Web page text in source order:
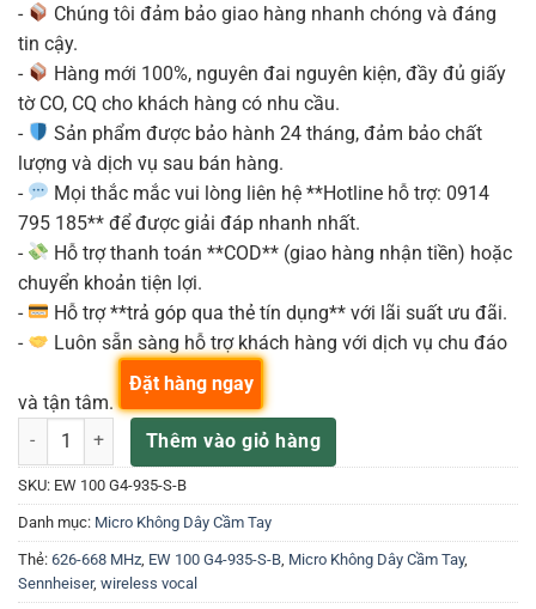
-
Chúng tôi đảm bảo giao hàng nhanh chóng và đáng
tin cậy.
-
Hàng mới 100%, nguyên đai nguyên kiện, đầy đủ giấy
tờ CO, CQ cho khách hàng có nhu cầu.
-
Sản phẩm được bảo hành 24 tháng, đảm bảo chất
lượng và dịch vụ sau bán hàng.
-
Mọi thắc mắc vui lòng liên hệ **Hotline hỗ trợ: 0914
795 185** để được giải đáp nhanh nhất.
-
Hỗ trợ thanh toán **COD** (giao hàng nhận tiền) hoặc
chuyển khoản tiện lợi.
-
Hỗ trợ **trả góp qua thẻ tín dụng** với lãi suất ưu đãi.
-
Luôn sẵn sàng hỗ trợ khách hàng với dịch vụ chu đáo
và tận tâm.
EW 100 G4-945-S-B (B: 626 - 668 MHz) Micro Không Dây UHF Cho
Thêm vào giỏ hàng
Đặt hàng ngay
SKU: EW 100 G4-935-S-B
Danh mục: Micro Không Dây Cầm Tay
Thẻ: 626-668 MHz EW 100 G4-935-S-B Micro Không Dây Cầm Tay,
Sennheiser, wireless vocal